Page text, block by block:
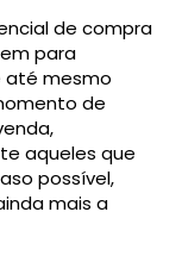
de compra
para
até mesmo
de
aqueles que
possível,
mais a